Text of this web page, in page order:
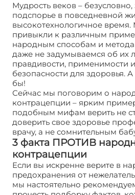
Мудрость веков –
подспорье в повседневной
высокотехнологичное время.
привыкли к различным
народным способам и
даже не задумываемся об их
правдивости, применимости
безопасности для здоровья.
бы!
Сейчас мы поговорим о
контрацепции – ярким
подобным мифам верить не
доверить свое здоровье
врачу, а не сомнительным
3 факта ПРОТИВ
контрацепции
Если вы искренне верите в
предохранения от
мы настоятельно